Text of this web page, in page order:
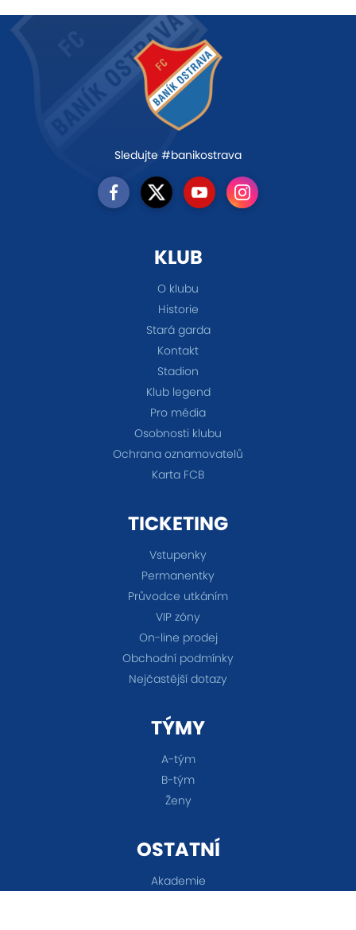
Sledujte #banikostrava
KLUB
O klubu
Historie
Stará garda
Kontakt
Stadion
Klub legend
Pro média
Osobnosti klubu
Ochrana oznamovatelů
Karta FCB
TICKETING
Vstupenky
Permanentky
Průvodce utkáním
VIP zóny
On-line prodej
Obchodní podmínky
Nejčastější dotazy
TÝMY
A-tým
B-tým
Ženy
OSTATNÍ
Akademie